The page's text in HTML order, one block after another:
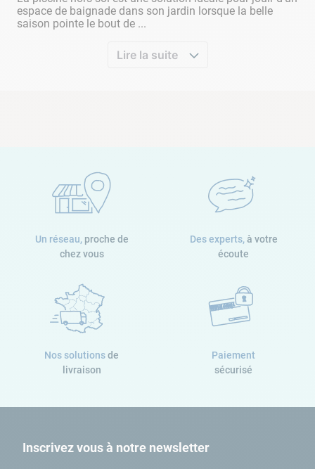
espace de baignade dans son jardin lorsque la belle
saison pointe le bout de ...
Lire la suite
Un réseau, proche de
chez vous
Des experts, à votre
écoute
Nos solutionsde
livraison
Paiement
sécurisé
Inscrivez vous à notre newsletter